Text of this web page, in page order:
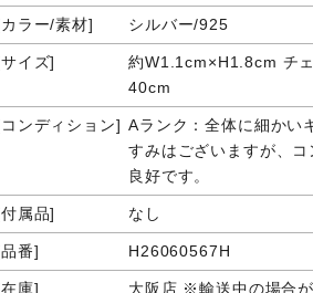
カラー/素材 シルバー/925
サイズ
約W1.1cm×H1.8cm チ
40cm
コンディション
Aランク：全体に細かい
すみはございますが、コ
良好です。
付属品 なし
品番 H26060567H
在庫
大阪店 ※輸送中の場合が